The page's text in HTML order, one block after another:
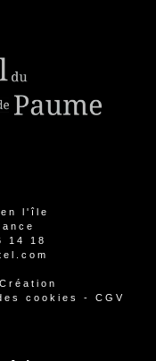
l'île
14 18
cookies - CGV